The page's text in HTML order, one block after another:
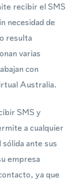
recibir el SMS
necesidad de
resulta
varias
con
Australia.
SMS y
a cualquier
ante sus
empresa
ya que